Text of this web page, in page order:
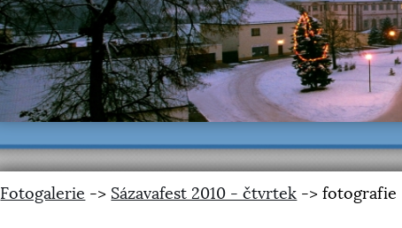
Fotogalerie -> Sázavafest 2010 - čtvrtek -> fotografie